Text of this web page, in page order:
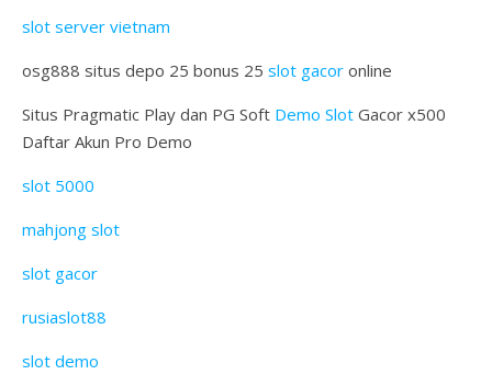
slot server vietnam
osg888 situs depo 25 bonus 25 slot gacor online
Situs Pragmatic Play dan PG Soft Demo Slot Gacor x500
Daftar Akun Pro Demo
slot 5000
mahjong slot
slot gacor
rusiaslot88
slot demo